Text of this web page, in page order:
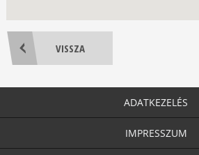
VISSZA
ADATKEZELÉS
IMPRESSZUM